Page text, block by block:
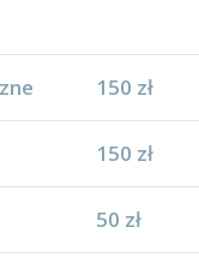
150 zł
150 zł
50 zł